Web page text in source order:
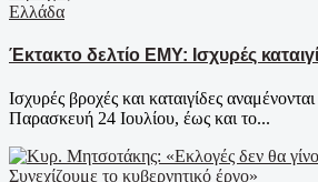
Ελλάδα
Έκτακτο δελτίο ΕΜΥ: Ισχυρές
Ισχυρές βροχές και καταιγίδες
Παρασκευή 24 Ιουλίου, έως και το...